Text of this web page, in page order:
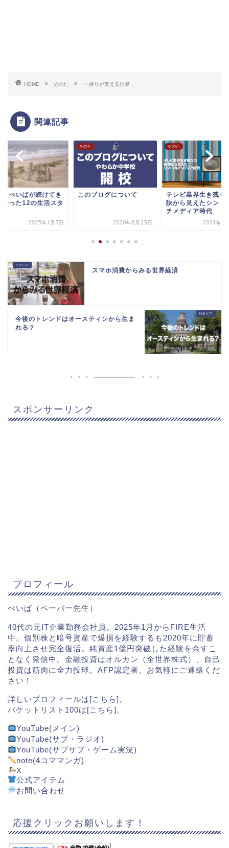
HOME そのた 一握りが支える世界
関連記事
人ぺいぱが続けてき
かった12の生活スタ
2025年1月7日
そのた
このブログについて
2020年8月23日
そのた
テレビ業界生き残り
訣から見えたシン・
チメディア時代
2021年5
スマホ消費からみる世界経済
今後のトレンドはオースティンから生ま
れる？
スポンサーリンク
プロフィール
ぺいぱ（ペーパー先生）
40代の元IT企業勤務会社員。2025年1月からFIRE生活
中。個別株と暗号資産で爆損を経験するも2020年に貯蓄
率向上させ完全復活。純資産1億円突破した経験を余すこ
となく発信中。金融投資はオルカン（全世界株式）、自己
投資は筋肉に全力投球。AFP認定者。お気軽にご連絡くだ
さい！
詳しいプロフィールは[こちら]。
バケットリスト100は[こちら]。
YouTube(メイン)
YouTube(サブ・ラジオ)
YouTube(サブサブ・ゲーム実況)
note(4コママンガ)
X
公式アイテム
お問い合わせ
応援クリックお願いします！